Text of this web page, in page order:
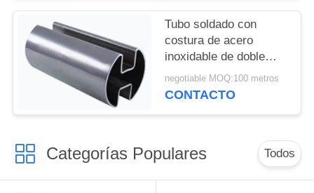
Tubo soldado con
costura de acero
inoxidable de doble
canal de 90 grados /
180 grados
negotiable MOQ:100 metros
CONTACTO
Categorías Populares Todos